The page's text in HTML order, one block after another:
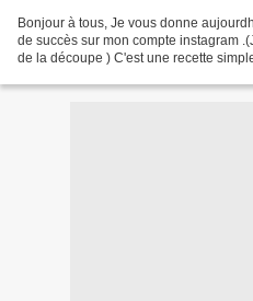
Bonjour à tous, Je vous donne
de succès sur mon compte instagram
de la découpe ) C'est une recette